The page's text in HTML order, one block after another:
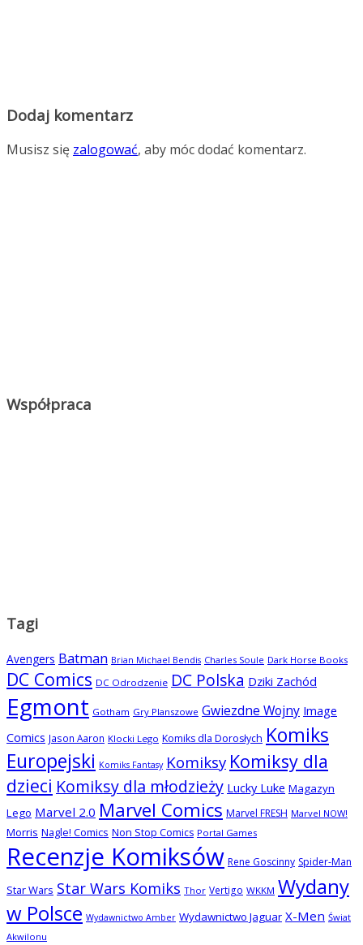
Dodaj komentarz
Musisz się zalogować, aby móc dodać komentarz.
Współpraca
Tagi
Avengers Batman Brian Michael Bendis Charles Soule Dark Horse Books
DC Comics DC Odrodzenie DC Polska Dziki Zachód
Egmont Gotham Gry Planszowe Gwiezdne Wojny Image
Comics Jason Aaron Klocki Lego Komiks dla Dorosłych Komiks
Europejski Komiks Fantasy Komiksy Komiksy dla
dzieci Komiksy dla młodzieży Lucky Luke Magazyn
Lego Marvel 2.0 Marvel Comics Marvel FRESH Marvel NOW!
Morris Nagle! Comics Non Stop Comics Portal Games
Recenzje Komiksów Rene Goscinny Spider-Man
Star Wars Star Wars Komiks Thor Vertigo WKKM Wydany
w Polsce Wydawnictwo Amber Wydawnictwo Jaguar X-Men Świat
Akwilonu